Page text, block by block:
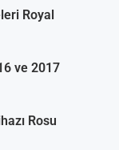
Royal
ve 2017
Rosu